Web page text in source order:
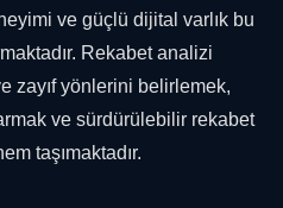
ve güçlü dijital varlık bu
Rekabet analizi
zayıf yönlerini belirlemek,
ve sürdürülebilir rekabet
taşımaktadır.